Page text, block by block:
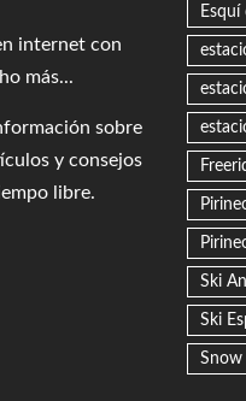
internet con
más...
sobre
y consejos
libre.
Ski
Ski
Snow